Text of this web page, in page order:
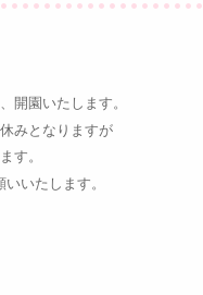
開園いたします。
みとなりますが
す。
いたします。